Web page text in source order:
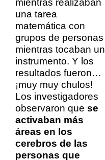
mientras realizaban
una tarea
matemática con
grupos de personas
mientras tocaban un
instrumento. Y los
resultados fueron…
¡muy muy chulos!
Los investigadores
observaron que se
activaban más
áreas en los
cerebros de las
personas que